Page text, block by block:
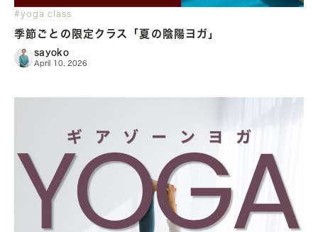
#yoga class
季節ごとの限定クラス「夏の陰陽ヨガ」
sayoko
April 10, 2026